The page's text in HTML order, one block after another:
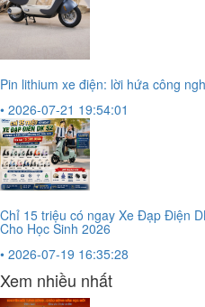
Pin lithium xe điện: lời hứa công
• 2026-07-21 19:54:01
Chỉ 15 triệu có ngay Xe Đạp Điện
Cho Học Sinh 2026
• 2026-07-19 16:35:28
Xem nhiều nhất